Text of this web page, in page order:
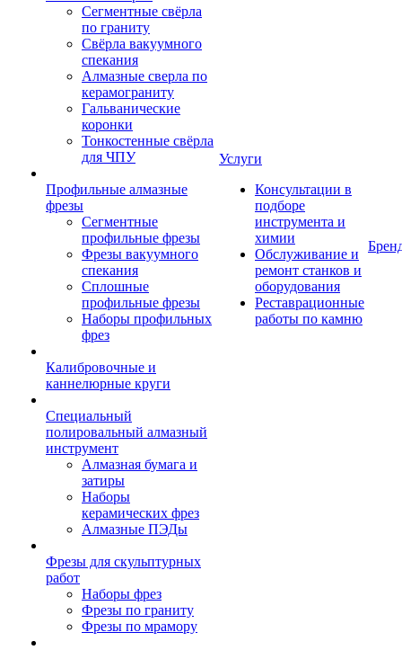
Сегментные свёрла
по граниту
Свёрла вакуумного
спекания
Алмазные сверла по
керамограниту
Гальванические
коронки
Тонкостенные свёрла
для ЧПУ
Профильные алмазные
фрезы
Сегментные
профильные фрезы
Фрезы вакуумного
спекания
Сплошные
профильные фрезы
Наборы профильных
фрез
Калибровочные и
каннелюрные круги
Специальный
полировальный алмазный
инструмент
Алмазная бумага и
затиры
Наборы
керамических фрез
Алмазные ПЭДы
Фрезы для скульптурных
работ
Наборы фрез
Фрезы по граниту
Фрезы по мрамору
Услуги
Консультации в
подборе
инструмента и
химии
Обслуживание и
ремонт станков и
оборудования
Реставрационные
работы по камню